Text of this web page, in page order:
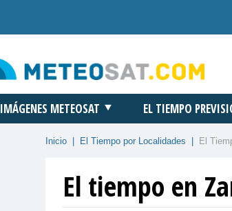
IMÁGENES METEOSAT EL TIEMPO
Inicio El Tiempo por Localidades El
El tiempo en